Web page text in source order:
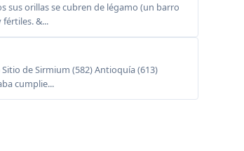
sus orillas se cubren de légamo (un barro
&...
de Sirmium (582) Antioquía (613)
cumplie...